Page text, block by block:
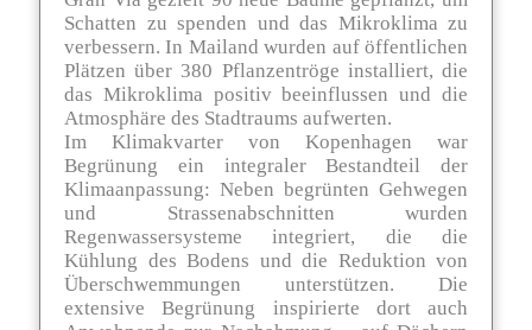
Schatten zu spenden und das Mikroklima zu
verbessern​. In Mailand wurden auf öffentlichen
Plätzen über 380 Pflanzentröge installiert, die
das Mikroklima positiv beeinflussen und die
Atmosphäre des Stadtraums aufwerten​.
Im Klimakvarter von Kopenhagen war
Begrünung ein integraler Bestandteil der
Klimaanpassung: Neben begrünten Gehwegen
und Strassenabschnitten wurden
Regenwassersysteme integriert, die die
Kühlung des Bodens und die Reduktion von
Überschwemmungen unterstützen. Die
extensive Begrünung inspirierte dort auch